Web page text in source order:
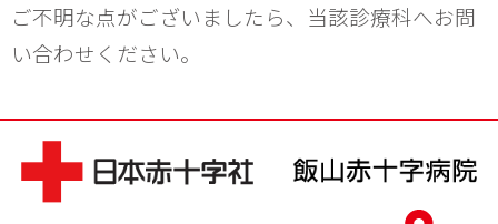
ご不明な点がございましたら、当該診療科へお問
い合わせください。